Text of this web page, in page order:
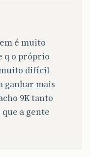
é muito
q o próprio
difícil
ganhar mais
9K tanto
a gente